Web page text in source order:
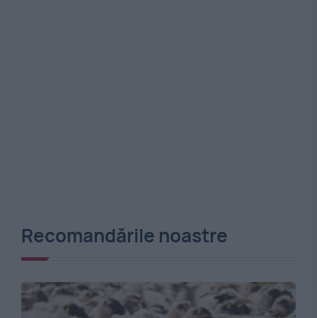
Recomandările noastre